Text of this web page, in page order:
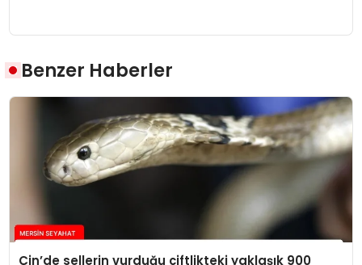
Benzer Haberler
Çin’de sellerin vurduğu çiftlikteki yaklaşık 900